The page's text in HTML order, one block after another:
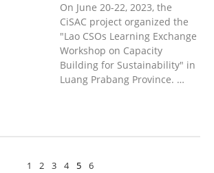
On June 20-22, 2023, the
CiSAC project organized the
"Lao CSOs Learning Exchange
Workshop on Capacity
Building for Sustainability" in
Luang Prabang Province. …
1 2 3 4 5 6